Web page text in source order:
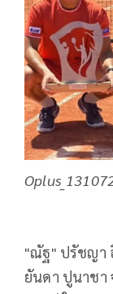
"ณัฐ" ปรัชญา
ยันดา ปูนาชา